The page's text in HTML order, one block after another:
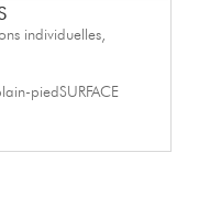
individuelles,
piedSURFACE